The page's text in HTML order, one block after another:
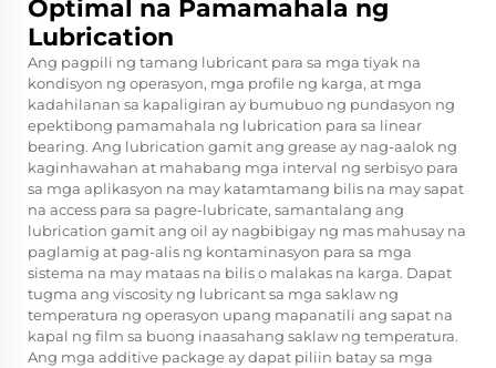
Optimal na Pamamahala ng
Lubrication
Ang pagpili ng tamang lubricant para sa mga tiyak na
kondisyon ng operasyon, mga profile ng karga, at mga
kadahilanan sa kapaligiran ay bumubuo ng pundasyon ng
epektibong pamamahala ng lubrication para sa linear
bearing. Ang lubrication gamit ang grease ay nag-aalok ng
kaginhawahan at mahabang mga interval ng serbisyo para
sa mga aplikasyon na may katamtamang bilis na may sapat
na access para sa pagre-lubricate, samantalang ang
lubrication gamit ang oil ay nagbibigay ng mas mahusay na
paglamig at pag-alis ng kontaminasyon para sa mga
sistema na may mataas na bilis o malakas na karga. Dapat
tugma ang viscosity ng lubricant sa mga saklaw ng
temperatura ng operasyon upang mapanatili ang sapat na
kapal ng film sa buong inaasahang saklaw ng temperatura.
Ang mga additive package ay dapat piliin batay sa mga